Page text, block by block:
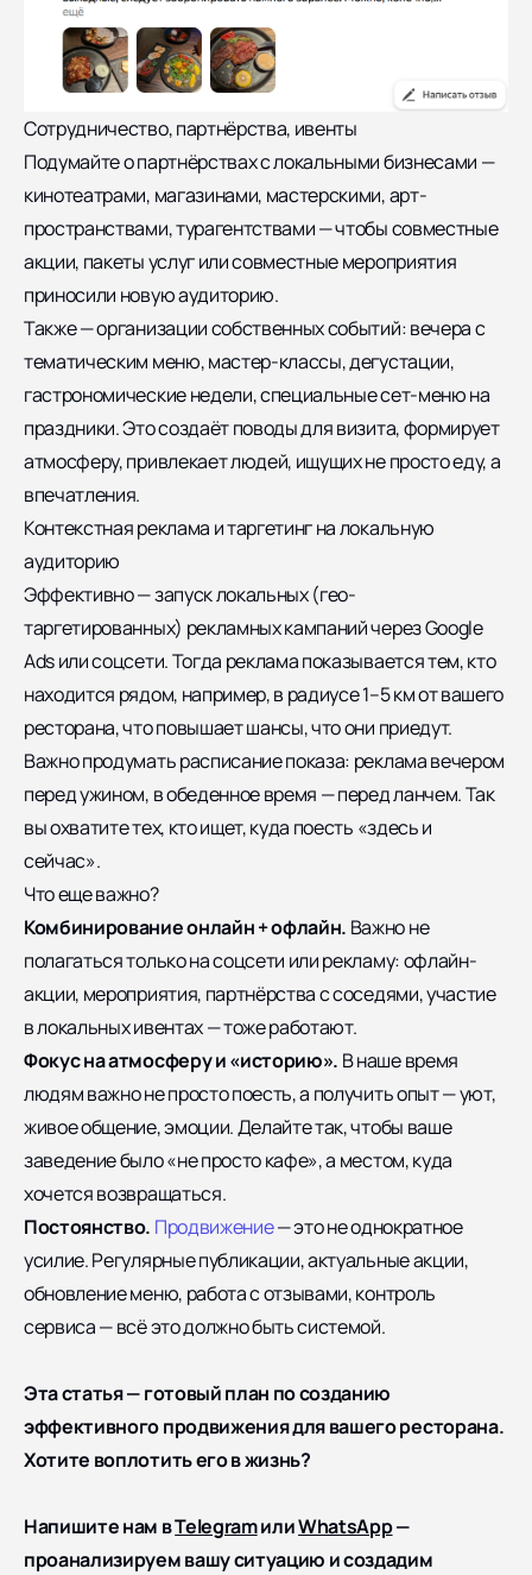
Сотрудничество, партнёрства, ивенты
Подумайте о партнёрствах с локальными бизнесами —
кинотеатрами, магазинами, мастерскими, арт-
пространствами, турагентствами — чтобы совместные
акции, пакеты услуг или совместные мероприятия
приносили новую аудиторию.
Также — организации собственных событий: вечера с
тематическим меню, мастер-классы, дегустации,
гастрономические недели, специальные сет-меню на
праздники. Это создаёт поводы для визита, формирует
атмосферу, привлекает людей, ищущих не просто еду, а
впечатления.
Контекстная реклама и таргетинг на локальную
аудиторию
Эффективно — запуск локальных (гео-
таргетированных) рекламных кампаний через Google
Ads или соцсети. Тогда реклама показывается тем, кто
находится рядом, например, в радиусе 1–5 км от вашего
ресторана, что повышает шансы, что они приедут.
Важно продумать расписание показа: реклама вечером
перед ужином, в обеденное время — перед ланчем. Так
вы охватите тех, кто ищет, куда поесть «здесь и
сейчас».
Что еще важно?
Комбинирование онлайн + офлайн. Важно не
полагаться только на соцсети или рекламу: офлайн-
акции, мероприятия, партнёрства с соседями, участие
в локальных ивентах — тоже работают.
Фокус на атмосферу и «историю». В наше время
людям важно не просто поесть, а получить опыт — уют,
живое общение, эмоции. Делайте так, чтобы ваше
заведение было «не просто кафе», а местом, куда
хочется возвращаться.
Постоянство. Продвижение— это не однократное
усилие. Регулярные публикации, актуальные акции,
обновление меню, работа с отзывами, контроль
сервиса — всё это должно быть системой.
Эта статья — готовый план по созданию
эффективного продвижения для вашего ресторана.
Хотите воплотить его в жизнь?
Напишите нам вTelegramилиWhatsApp—
проанализируем вашу ситуацию и создадим